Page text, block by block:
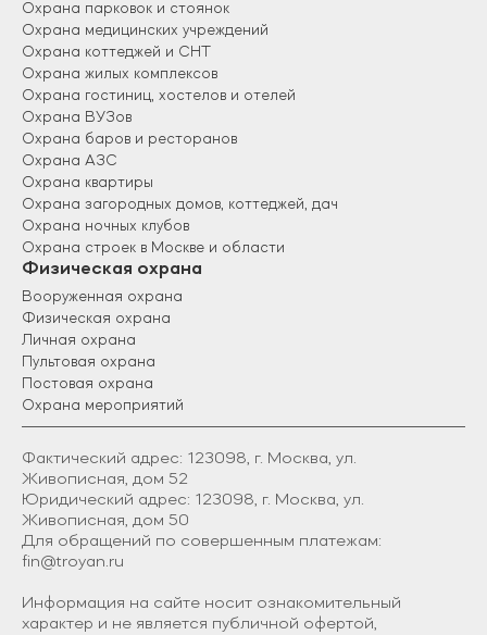
Охрана парковок и стоянок
Охрана медицинских учреждений
Охрана коттеджей и СНТ
Охрана жилых комплексов
Охрана гостиниц, хостелов и отелей
Охрана ВУЗов
Охрана баров и ресторанов
Охрана АЗС
Охрана квартиры
Охрана загородных домов, коттеджей, дач
Охрана ночных клубов
Охрана строек в Москве и области
Физическая охрана
Вооруженная охрана
Физическая охрана
Личная охрана
Пультовая охрана
Постовая охрана
Охрана мероприятий
Фактический адрес: 123098, г. Москва, ул.
Живописная, дом 52
Юридический адрес: 123098, г. Москва, ул.
Живописная, дом 50
Для обращений по совершенным платежам:
fin@troyan.ru
Информация на сайте носит ознакомительный
характер и не является публичной офертой,